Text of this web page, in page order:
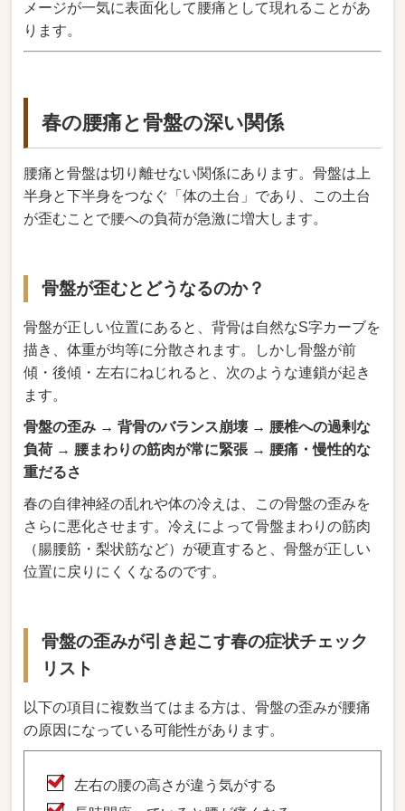
メージが一気に表面化して腰痛として現れることがあ
ります。
春の腰痛と骨盤の深い関係
腰痛と骨盤は切り離せない関係にあります。骨盤は上
半身と下半身をつなぐ「体の土台」であり、この土台
が歪むことで腰への負荷が急激に増大します。
骨盤が歪むとどうなるのか？
骨盤が正しい位置にあると、背骨は自然なS字カーブを
描き、体重が均等に分散されます。しかし骨盤が前
傾・後傾・左右にねじれると、次のような連鎖が起き
ます。
骨盤の歪み → 背骨のバランス崩壊 → 腰椎への過剰な
負荷 → 腰まわりの筋肉が常に緊張 → 腰痛・慢性的な
重だるさ
春の自律神経の乱れや体の冷えは、この骨盤の歪みを
さらに悪化させます。冷えによって骨盤まわりの筋肉
（腸腰筋・梨状筋など）が硬直すると、骨盤が正しい
位置に戻りにくくなるのです。
骨盤の歪みが引き起こす春の症状チェック
リスト
以下の項目に複数当てはまる方は、骨盤の歪みが腰痛
の原因になっている可能性があります。
左右の腰の高さが違う気がする